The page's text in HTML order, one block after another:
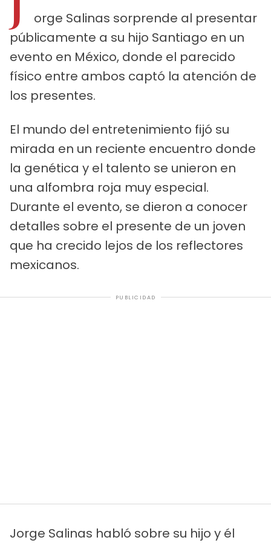
orge Salinas sorprende al presentar
públicamente a su hijo Santiago en un
evento en México, donde el parecido
físico entre ambos captó la atención de
los presentes.
El mundo del entretenimiento fijó su
mirada en un reciente encuentro donde
la genética y el talento se unieron en
una alfombra roja muy especial.
Durante el evento, se dieron a conocer
detalles sobre el presente de un joven
que ha crecido lejos de los reflectores
mexicanos.
PUBLICIDAD
Jorge Salinas habló sobre su hijo y él